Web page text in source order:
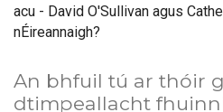
acu - David O'Sullivan agus
nÉireannaigh?
An bhfuil tú ar thóir
dtimpeallacht